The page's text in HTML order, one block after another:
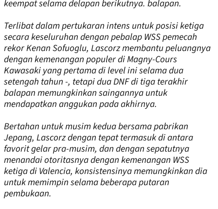
keempat selama delapan berikutnya. balapan.
Terlibat dalam pertukaran intens untuk posisi ketiga
secara keseluruhan dengan pebalap WSS pemecah
rekor Kenan Sofuoglu, Lascorz membantu peluangnya
dengan kemenangan populer di Magny-Cours
Kawasaki yang pertama di level ini selama dua
setengah tahun -, tetapi dua DNF di tiga terakhir
balapan memungkinkan saingannya untuk
mendapatkan anggukan pada akhirnya.
Bertahan untuk musim kedua bersama pabrikan
Jepang, Lascorz dengan tepat termasuk di antara
favorit gelar pra-musim, dan dengan sepatutnya
menandai otoritasnya dengan kemenangan WSS
ketiga di Valencia, konsistensinya memungkinkan dia
untuk memimpin selama beberapa putaran
pembukaan.